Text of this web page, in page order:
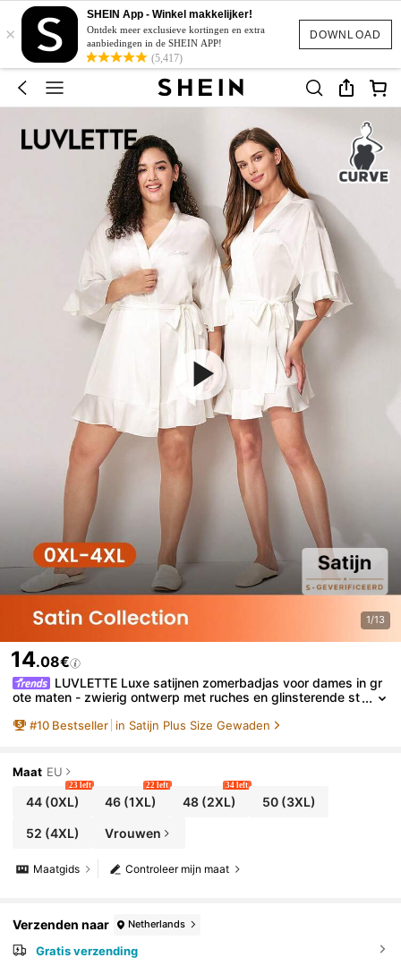
DOWNLOAD
×
SHEIN App - Winkel makkelijker!
Ontdek meer exclusieve kortingen en extra
aanbiedingen in de SHEIN APP!
(5,417)
1/13
14.08€
LUVLETTE Luxe satijnen zomerbadjas voor dames in gr
ote maten - zwierig ontwerp met ruches en glinsterende st
pyjama's
#10 Bestseller in Satijn Plus Size Gewaden
Maat EU
44(0XL)
23 left
46 (1XL)
22 left
48(2XL)
34 left
50(3XL)
52 (4XL) Vrouwen
Controleer mijn maat
Maatgids
Verzenden naar Netherlands
Gratis verzending